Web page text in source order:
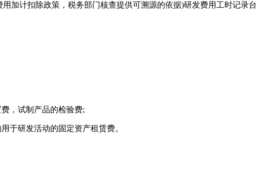
加计扣除政策，税务部门核查提供可溯源的依据)研发费用工时记录台
，试制产品的检验费;
于研发活动的固定资产租赁费。